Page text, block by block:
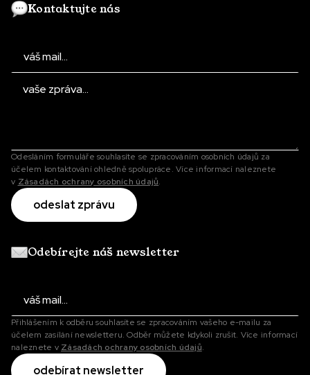
Kontaktujte nás
Odesláním formuláře souhlasíte se zpracováním osobních údajů za
účelem kontaktování ohledně spolupráce. Více informací naleznete
v Zásadách ochrany osobních údajů.
Odebírejte náš newsletter
Přihlášením k odběru souhlasíte se zpracováním vašeho e-mailu za
účelem zasílání newsletteru. Odběr můžete kdykoli zrušit. Více informací
naleznete v Zásadách ochrany osobních údajů.